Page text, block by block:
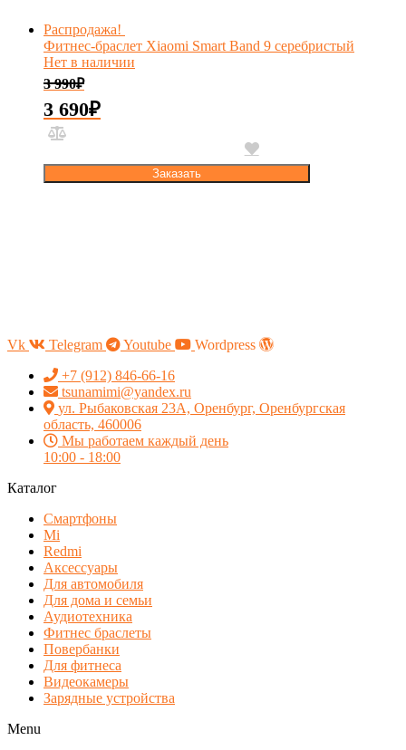
Распродажа!
Фитнес-браслет Xiaomi Smart Band 9 серебристый
Нет в наличии
3 990₽
3 690₽
Заказать
Vk Telegram Youtube
Wordpress
+7 (912) 846-66-16
tsunamimi@yandex.ru
ул. Рыбаковская 23А, Оренбург, Оренбургская
область, 460006
Мы работаем каждый день
10:00 - 18:00
Каталог
Смартфоны
Mi
Redmi
Аксессуары
Для автомобиля
Для дома и семьи
Аудиотехника
Фитнес браслеты
Повербанки
Для фитнеса
Видеокамеры
Зарядные устройства
Menu